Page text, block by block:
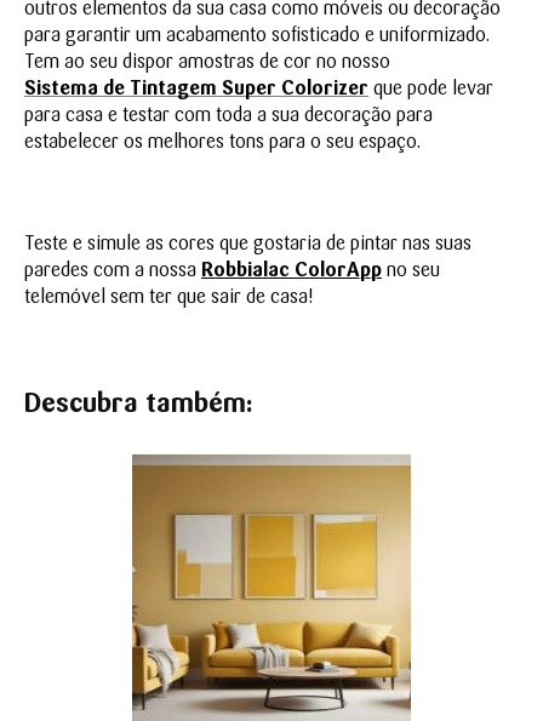
outros elementos da sua casa como móveis ou decoração
para garantir um acabamento sofisticado e uniformizado.
Tem ao seu dispor amostras de cor no nosso
Sistema de Tintagem Super Colorizer que pode levar
para casa e testar com toda a sua decoração para
estabelecer os melhores tons para o seu espaço.
Teste e simule as cores que gostaria de pintar nas suas
paredes com a nossa Robbialac ColorApp no seu
telemóvel sem ter que sair de casa!
Descubra também: